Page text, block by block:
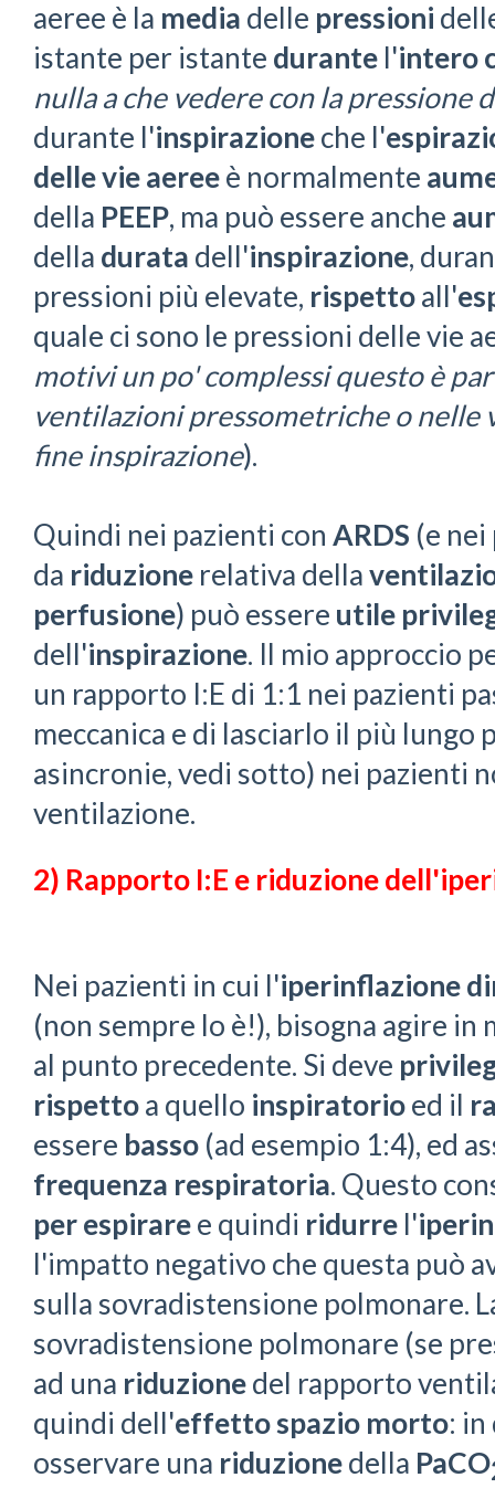
aeree è la media delle pressioni
istante per istante durante l'intero
nulla a che vedere con la pressione
durante l'inspirazioneche l'
delle vie aereeè normalmente
della PEEP, ma può essere anche
della durata dell'inspirazione,
pressioni più elevate, rispettoall'
quale ci sono le pressioni delle vie
motivi un po' complessi questo è
ventilazioni pressometriche o nelle
fine inspirazione).
Quindi nei pazienti con ARDS (e
da riduzione relativa della
perfusione) può essere utile
dell'inspirazione. Il mio approccio
un rapporto I:E di 1:1 nei pazienti
meccanica e di lasciarlo il più lungo
asincronie, vedi sotto) nei pazienti
ventilazione.
2) Rapporto I:E e riduzione
Nei pazienti in cui l'iperinflazione
(non sempre lo è!), bisogna agire
al punto precedente. Si deve
rispettoa quello inspiratorioed il
essere basso (ad esempio 1:4), ed
frequenza respiratoria. Questo
per espiraree quindi ridurre l'
l'impatto negativo che questa può
sulla sovradistensione polmonare.
sovradistensione polmonare (se
ad una riduzionedel rapporto
quindi dell'effetto spazio morto:
osservare una riduzionedella PaCO